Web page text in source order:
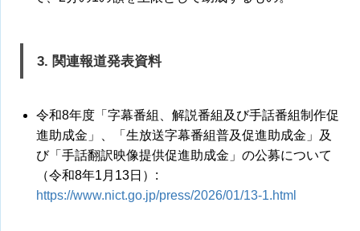
3. 関連報道発表資料
令和8年度「字幕番組、解説番組及び手話番組制作促
進助成金」、「生放送字幕番組普及促進助成金」及
び「手話翻訳映像提供促進助成金」の公募について
（令和8年1月13日）:
https://www.nict.go.jp/press/2026/01/13-1.html